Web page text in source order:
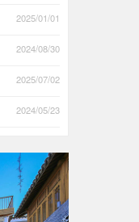
2025/01/01
2024/08/30
2025/07/02
2024/05/23